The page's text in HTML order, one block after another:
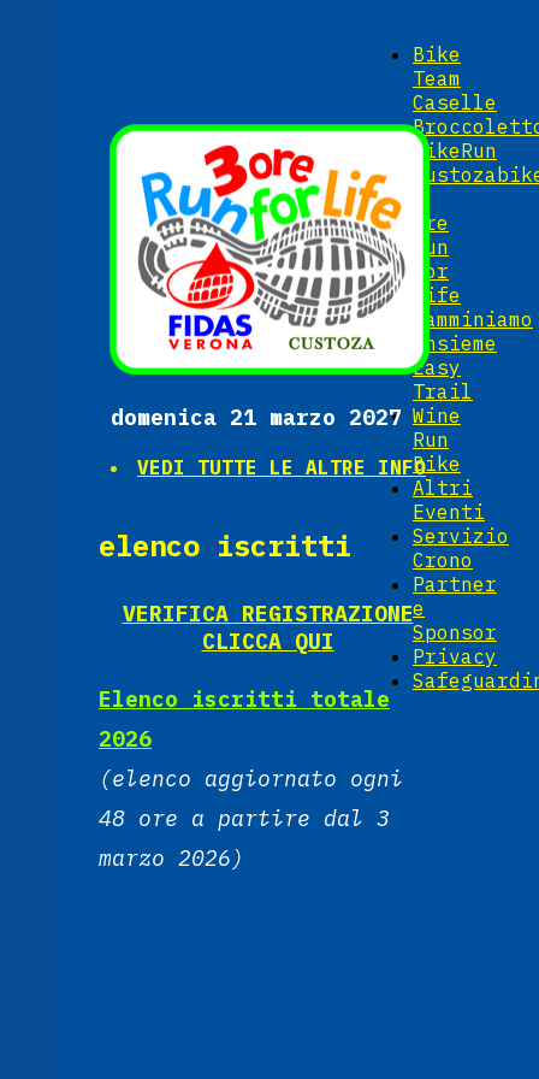
domenica 21 marzo 2027
Bike
Team
Caselle
BikeRun
ore
Run
For
Life
Camminiamo
insieme
Easy
Trail
Wine
Run
Bike
Altri
Eventi
Servizio
Crono
Partner
e
Sponsor
Privacy
VEDI TUTTE LE ALTRE INFO
elenco iscritti
VERIFICA REGISTRAZIONE
CLICCA QUI
Elenco iscritti totale
2026
(elenco aggiornato ogni
48 ore a partire dal 3
marzo 2026)